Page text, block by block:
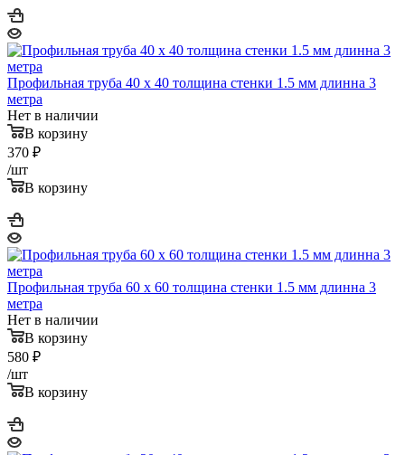
Профильная труба 40 х 40 толщина стенки 1.5 мм длинна 3
метра
Нет в наличии
В корзину
370 ₽
/шт
В корзину
Профильная труба 60 х 60 толщина стенки 1.5 мм длинна 3
метра
Нет в наличии
В корзину
580 ₽
/шт
В корзину